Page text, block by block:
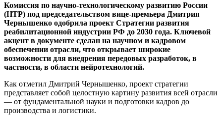
Комиссия по научно-технологическому развитию России
(НТР) под председательством вице-премьера Дмитрия
Чернышенко одобрила проект Стратегии развития
реабилитационной индустрии РФ до 2030 года. Ключевой
акцент в документе сделан на научном и кадровом
обеспечении отрасли, что открывает широкие
возможности для внедрения передовых разработок, в
частности, в области нейротехнологий.
Как отметил Дмитрий Чернышенко, проект стратегии
представляет собой целостную картину развития всей отрасли
— от фундаментальной науки и подготовки кадров до
производства и логистики.